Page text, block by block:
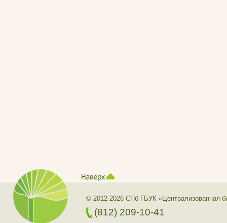
© 2012-2026 СПб ГБУК «Централизованная
(812) 209-10-41